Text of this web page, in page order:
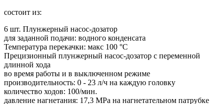
состоит из:
6 шт. Плунжерный насос-дозатор
для заданной подачи: водного конденсата
Температура перекачки: макс 100 °C
Прецизионный плунжерный насос-дозатор с переменной
длинной хода
во время работы и в выключенном режиме
производительность: 0 - 23 л/ч на каждую головку
количество ходов: 100/мин.
давление нагнетания: 17,3 MPa на нагнетательном патрубке